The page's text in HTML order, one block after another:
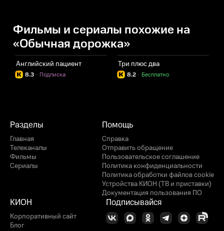
Фильмы и сериалы похожие на
«Обычная дорожка»
Английский пациент
8.3 Подписка
·
Три плюс два
8.2 Бесплатно
·
Разделы
Главная
Телеканалы
Фильмы
Сериалы
Помощь
Справка
Отправить обращение
Пользовательское соглашение
Политика конфиденциальности
Политика обработки файлов cookie
Устройства КИОН (ТВ и приставки)
Документация пользования ПО
КИОН
Корпоративный сайт
Блог
Подписывайся